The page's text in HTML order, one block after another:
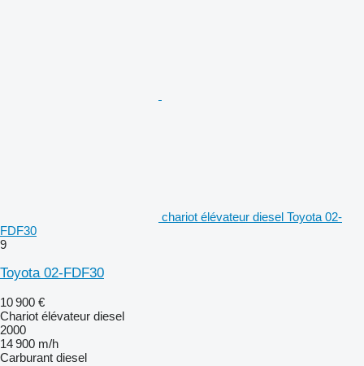
chariot élévateur diesel Toyota 02-
FDF30
9
Toyota 02-FDF30
10 900 €
Chariot élévateur diesel
2000
14 900 m/h
Carburant diesel